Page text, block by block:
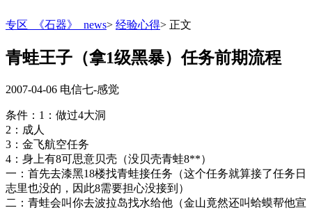
专区_《石器》_news> 经验心得> 正文
青蛙王子（拿1级黑暴）任务前期流程
2007-04-06 电信七-感觉
条件：1：做过4大洞
2：成人
3：金飞航空任务
4：身上有8可思意贝壳（没贝壳青蛙8**）
一：首先去漆黑18楼找青蛙接任务（这个任务就算接了任务日
志里也没的，因此8需要担心没接到）
二：青蛙会叫你去波拉岛找水给他（金山竟然还叫蛤蟆帮他宣